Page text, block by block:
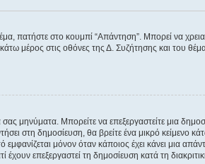
πατήστε στο κουμπί “Απάντηση”. Μπορεί να
μέρος στις οθόνες της Δ. Συζήτησης και του
σας μηνύματα. Μπορείτε να επεξεργαστείτε μια
στη δημοσίευση, θα βρείτε ένα μικρό κείμενο
μόνον όταν κάποιος έχει κάνει μια
επεξεργαστεί τη δημοσίευση κατά τη